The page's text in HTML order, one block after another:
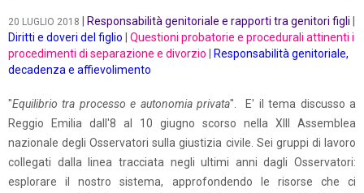
20 LUGLIO 2018 Responsabilità genitoriale e rapporti tra genitori figli
Diritti e doveri del figlio
Questioni probatorie e procedurali attinenti i
procedimenti di separazione e divorzio
Responsabilità genitoriale,
decadenza e affievolimento
"Equilibrio tra processo e autonomia privata". E' il tema discusso a
Reggio Emilia dall'8 al 10 giugno scorso nella XIII Assemblea
nazionale degli Osservatori sulla giustizia civile. Sei gruppi di lavoro
collegati dalla linea tracciata negli ultimi anni dagli Osservatori:
esplorare il nostro sistema, approfondendo le risorse che ci